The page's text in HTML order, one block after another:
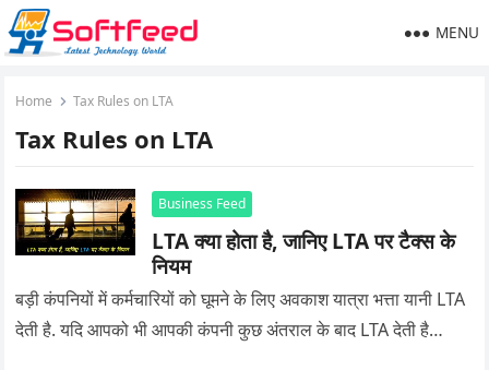
MENU
Home Tax Rules on LTA
Tax Rules on LTA
Business Feed
LTA क्या होता है, जानिए LTA पर टैक्स के
नियम
बड़ी कंपनियों में कर्मचारियों को घूमने के लिए अवकाश यात्रा भत्ता यानी LTA
देती है. यदि आपको भी आपकी कंपनी कुछ अंतराल के बाद LTA देती है…